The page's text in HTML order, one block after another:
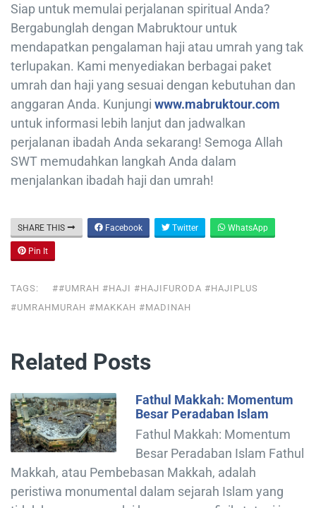
Siap untuk memulai perjalanan spiritual Anda?
Bergabunglah dengan Mabruktour untuk
mendapatkan pengalaman haji atau umrah yang tak
terlupakan. Kami menyediakan berbagai paket
umrah dan haji yang sesuai dengan kebutuhan dan
anggaran Anda. Kunjungi www.mabruktour.com
untuk informasi lebih lanjut dan jadwalkan
perjalanan ibadah Anda sekarang! Semoga Allah
SWT memudahkan langkah Anda dalam
menjalankan ibadah haji dan umrah!
SHARE THIS Facebook Twitter WhatsApp
Pin It
TAGS:
##UMRAH #HAJI #HAJIFURODA #HAJIPLUS
#UMRAHMURAH #MAKKAH #MADINAH
Related Posts
Fathul Makkah: Momentum
Besar Peradaban Islam
Fathul Makkah: Momentum
Besar Peradaban Islam Fathul
Makkah, atau Pembebasan Makkah, adalah
peristiwa monumental dalam sejarah Islam yang